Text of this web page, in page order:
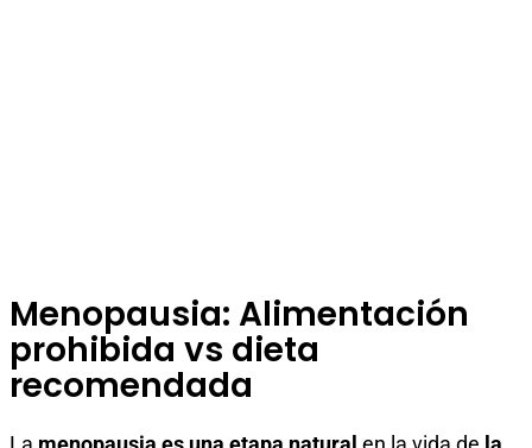
Menopausia: Alimentación
prohibida vs dieta
recomendada